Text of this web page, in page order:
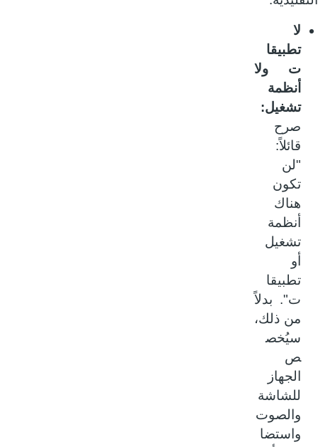
لا
تطبيقا
ت ولا
أنظمة
تشغيل:
صرح
قائلاً:
"لن
تكون
هناك
أنظمة
تشغيل
تطبيقا
ت". بدلاً
من ذلك،
سيُخص
ص
الجهاز
للشاشة
والصوت
واستضا